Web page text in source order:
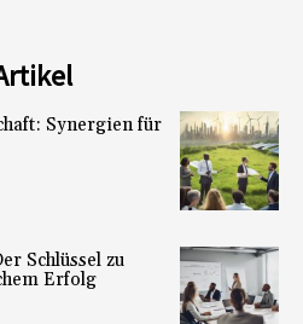
Synergien für
Schlüssel zu
Erfolg